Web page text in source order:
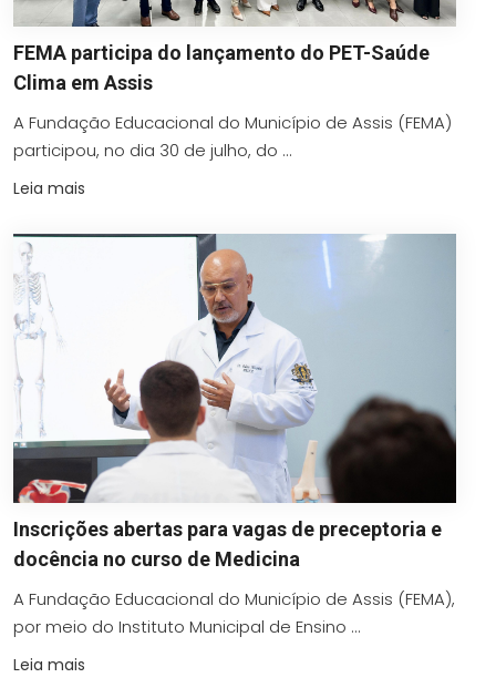
FEMA participa do lançamento do PET-Saúde
Clima em Assis
A Fundação Educacional do Município de Assis (FEMA)
participou, no dia 30 de julho, do ...
Leia mais
Inscrições abertas para vagas de preceptoria e
docência no curso de Medicina
A Fundação Educacional do Município de Assis (FEMA),
por meio do Instituto Municipal de Ensino ...
Leia mais